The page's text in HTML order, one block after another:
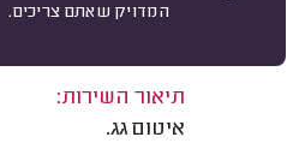
המדויק שאתם צריכים.
ציון ג., ראשון לציון.
תיאור השירות:
איטום גג.